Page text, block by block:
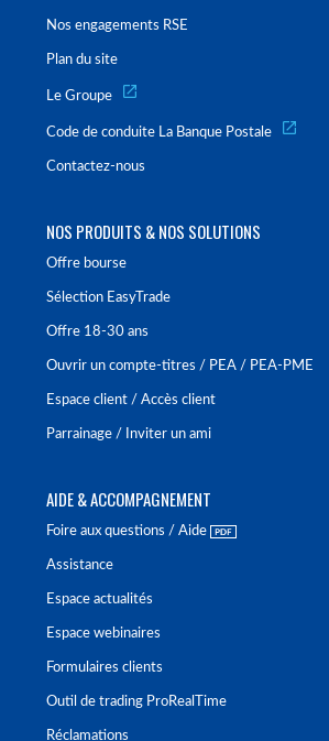
Nos engagements RSE
Plan du site
Le Groupe
Code de conduite La Banque Postale
Contactez-nous
NOS PRODUITS & NOS SOLUTIONS
Offre bourse
Sélection EasyTrade
Offre 18-30 ans
Ouvrir un compte-titres / PEA / PEA-PME
Espace client / Accès client
Parrainage / Inviter un ami
AIDE & ACCOMPAGNEMENT
Foire aux questions / Aide
Assistance
Espace actualités
Espace webinaires
Formulaires clients
Outil de trading ProRealTime
Réclamations